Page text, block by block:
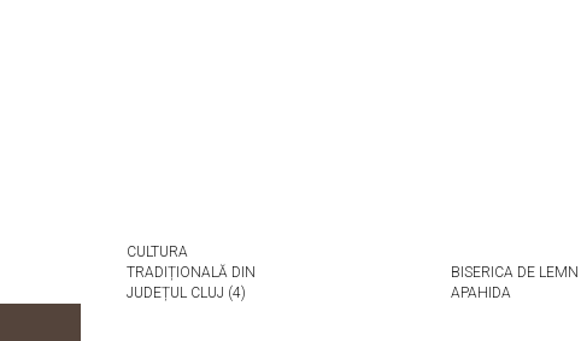
CULTURA
TRADIȚIONALĂ DIN
JUDEȚUL CLUJ (4)
BISERICA DE
APAHIDA